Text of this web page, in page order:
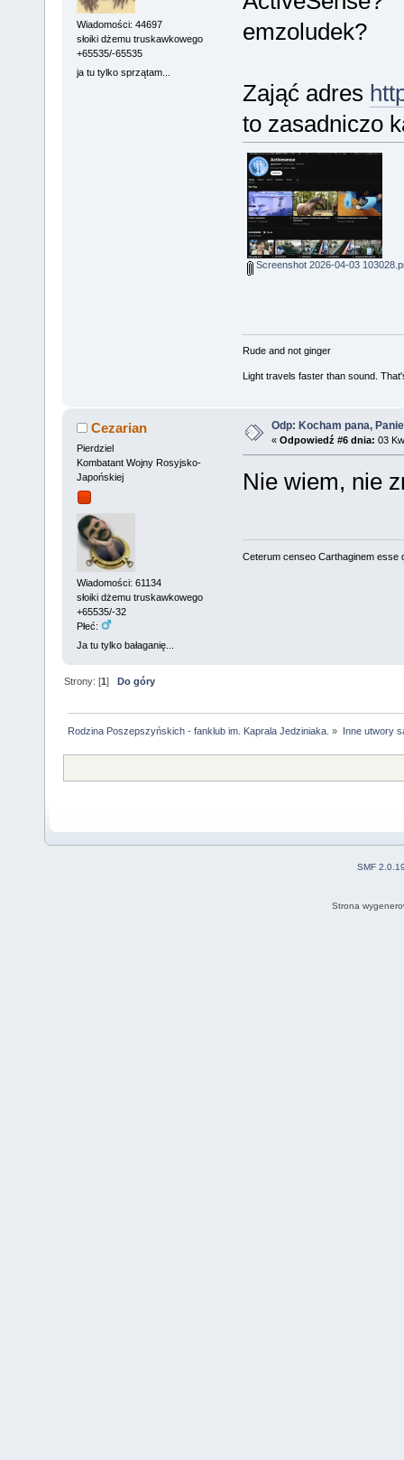
Wiadomości: 44697
słoiki dżemu truskawkowego
+65535/-65535
ja tu tylko sprzątam...
emzoludek?
Zająć adres
to zasadniczo
Screenshot 2026-04-03
Rude and not ginger
Light travels faster than sound.
Cezarian
Pierdziel
Kombatant Wojny Rosyjsko-
Japońskiej
Wiadomości: 61134
słoiki dżemu truskawkowego
+65535/-32
Płeć:
Ja tu tylko bałaganię...
Odp: Kocham pana, Panie
« Odpowiedź #6 dnia: 03
Nie wiem, nie
Ceterum censeo Carthaginem esse
Strony: [1] Do góry
Rodzina Poszepszyńskich - fanklub im. Kaprala Jedziniaka. » Inne utwory
SMF
Strona